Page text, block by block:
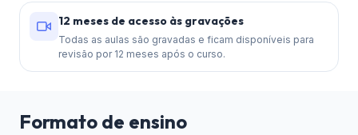
12 meses de acesso às gravações
Todas as aulas são gravadas e ficam disponíveis para
revisão por 12 meses após o curso.
Formato de ensino